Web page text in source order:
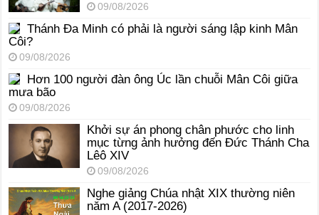
09/08/2026
Thánh Đa Minh có phải là người sáng lập kinh Mân
Côi?
09/08/2026
Hơn 100 người đàn ông Úc lần chuỗi Mân Côi giữa
mưa bão
09/08/2026
Khởi sự án phong chân phước cho linh
mục từng ảnh hưởng đến Đức Thánh Cha
Lêô XIV
09/08/2026
Nghe giảng Chúa nhật XIX thường niên
năm A (2017-2026)